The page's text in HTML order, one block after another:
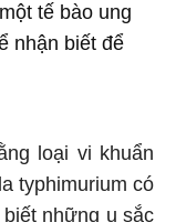
tế bào ung
nhận biết để
loại vi khuẩn
typhimurium có
những u sắc